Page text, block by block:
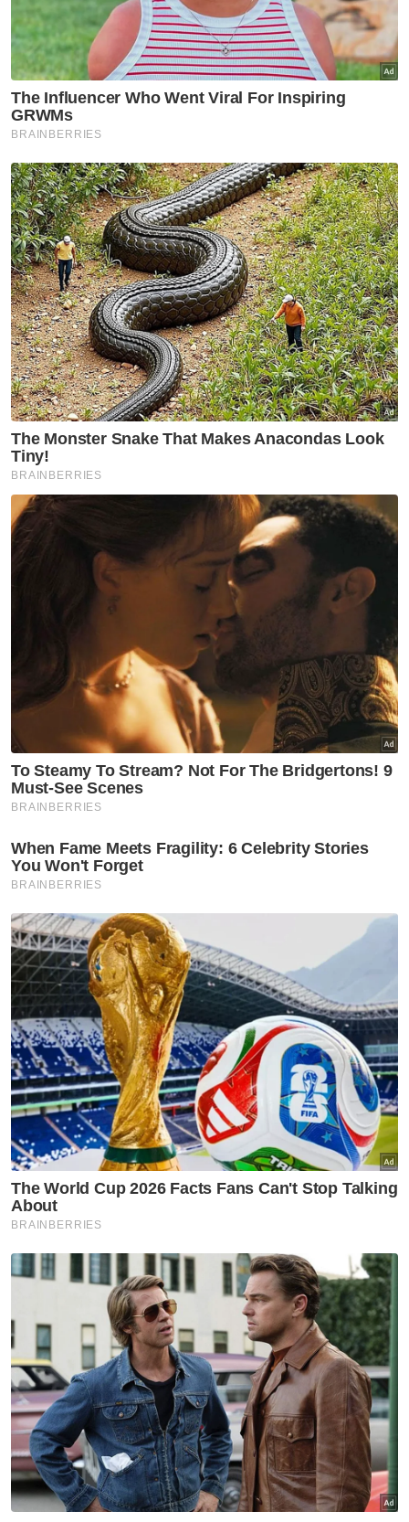
berbanding sekumpulan mata wang utama.
Ia mengukuh berbanding pound kepada
5.6003/6228 daripada 5.6091/6158 pada
Rabu, melonjak berbanding yen Jepun
kepada 2.9717/9838 daripada 2.9940/9977
4.7148/7337 daripada 4.7236/7292 sebelum
ini.
Bagaimanapun, mata wang tempatan
diniagakan bercampur-campur berbanding
mata wang ASEAN.
Ia meningkat berbanding dolar Singapura
kepada 3.2724/2858 daripada 3.2792/2833
semalam dan naik berbanding baht Thailand
kepada 12.6994/7572 daripada 12.7472/7680
sebelum ini.
Ia diniagakan hampir tidak berubah
berbanding peso Filipina kepada 7.61/7.65
daripada 7.61/7.62 dan merosot berbanding
rupiah Indonesia kepada 276.6/277.9 daripada
276.5/277.0 pada Rabu. - Bernama
Muat turun aplikasi Sinar Harian.
Klik di sini!
Ringgit
Dolar AS
Mohd Afzanizam Abdul Rashid
Artikel Disyorkan
BISNES
Rizab antarabangsa BNM
meningkat kepada AS$132.1
bilion
BISNES
Sembilan jenama tempatan
diolah jadi perisa aiskrim edisi
terhad Inside Scoop
Pelaburan institusi berbeza
BISNES
Resorts World Genting raikan
ulang tahun ke-61 dengan tiket
Merdeka RM38